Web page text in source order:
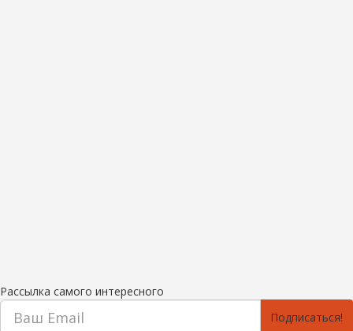
Рассылка самого интересного
Подписаться!